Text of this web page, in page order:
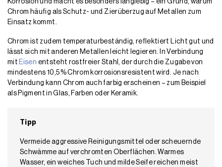
Korrosion und macht es besonders langlebig – ein Grund, warum
Chrom häufig als Schutz- und Zierüberzug auf Metallen zum
Einsatz kommt.
Chrom ist zudem temperaturbeständig, reflektiert Licht gut und
lässt sich mit anderen Metallen leicht legieren. In Verbindung
mit Eisen entsteht rostfreier Stahl, der durch die Zugabe von
mindestens 10,5 % Chrom korrosionsresistent wird. Je nach
Verbindung kann Chrom auch farbig erscheinen – zum Beispiel
als Pigment in Glas, Farben oder Keramik.
Tipp
Vermeide aggressive Reinigungsmittel oder scheuernde
Schwämme auf verchromten Oberflächen. Warmes
Wasser, ein weiches Tuch und milde Seife reichen meist